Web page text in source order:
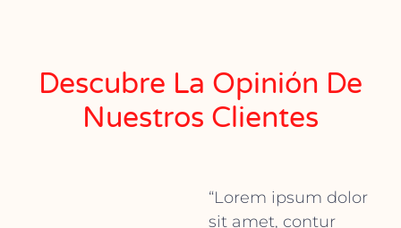
Descubre La Opinión De
Nuestros Clientes
“Lorem ipsum dolor
sit amet, contur